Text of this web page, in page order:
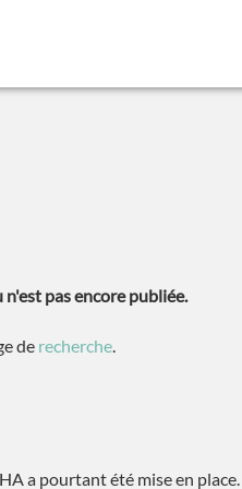
n'est pas encore publiée.
de recherche.
a pourtant été mise en place.